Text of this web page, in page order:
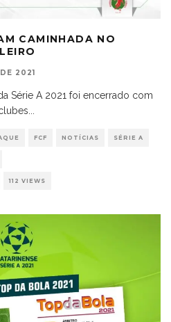
CAMINHADA NO
2021
Série A 2021 foi encerrado com
...
FCF NOTÍCIAS SÉRIE A
112 VIEWS